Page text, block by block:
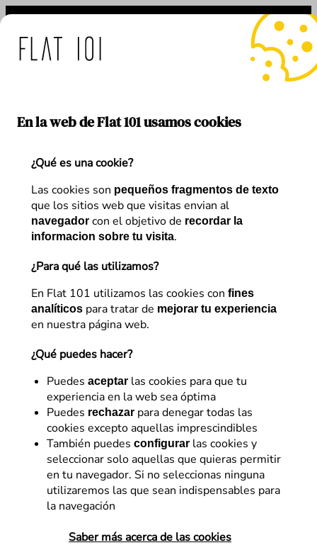
En la web de Flat 101 usamos cookies
¿Qué es una cookie?
Las cookies son pequeños fragmentos de texto
que los sitios web que visitas envian al
navegador con el objetivo de recordar la
informacion sobre tu visita.
¿Para qué las utilizamos?
En Flat 101 utilizamos las cookies con fines
analíticos para tratar de mejorar tu experiencia
en nuestra página web.
¿Qué puedes hacer?
Puedes aceptar las cookies para que tu
experiencia en la web sea óptima
Puedes rechazar para denegar todas las
cookies excepto aquellas imprescindibles
También puedes configurar las cookies y
seleccionar solo aquellas que quieras permitir
en tu navegador. Si no seleccionas ninguna
utilizaremos las que sean indispensables para
la navegación
Saber más acerca de las cookies
Saltar
contenido
Etiqueta:Web clonada
News
Comunicado importante:
medidas de Flat 101 ante el
uso fraudulento de nuestra
marca